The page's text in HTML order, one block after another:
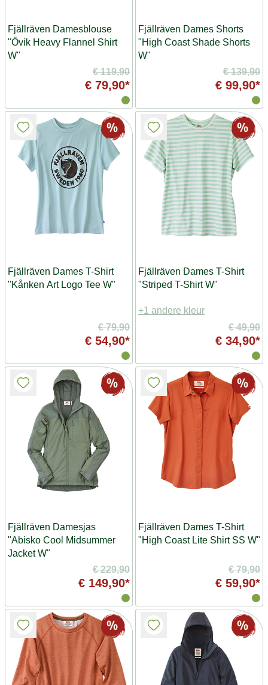
Fjällräven Damesblouse
"Övik Heavy Flannel Shirt
W"
€ 119,90
€ 79,90*
Fjällräven Dames Shorts
"High Coast Shade Shorts
W"
€ 139,90
€ 99,90*
Fjällräven Dames T-Shirt
"Kånken Art Logo Tee W"
€ 79,90
€ 54,90*
Fjällräven Dames T-Shirt
"Striped T-Shirt W"
+1 andere kleur
€ 49,90
€ 34,90*
Fjällräven Damesjas
"Abisko Cool Midsummer
Jacket W"
€ 229,90
€ 149,90*
Fjällräven Dames T-Shirt
"High Coast Lite Shirt SS W"
€ 79,90
€ 59,90*